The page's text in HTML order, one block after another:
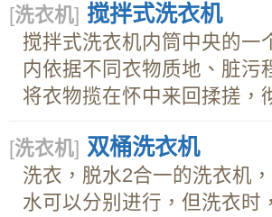
[洗衣机] 搅拌式洗衣机
搅拌式洗衣机内筒中央的一
内依据不同衣物质地、脏污
将衣物揽在怀中来回揉搓，
[洗衣机] 双桶洗衣机
洗衣，脱水2合一的洗衣机
水可以分别进行，但洗衣时